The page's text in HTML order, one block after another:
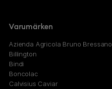
Varumärken
Azienda Agricola Bruno Bressano
Billington
Bindi
Boncolac
Calvisius Caviar